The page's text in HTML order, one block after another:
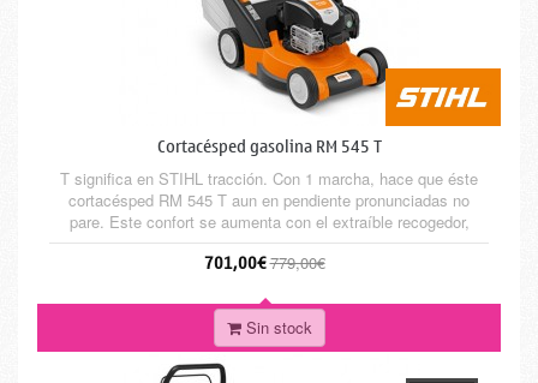
Cortacésped gasolina RM 545 T
T significa en STIHL tracción. Con 1 marcha, hace que éste
cortacésped RM 545 T aun en pendiente pronunciadas no
pare. Este confort se aumenta con el extraíble recogedor,
manillar ergonómico y el regulador de altura en 3 posiciones.
De esta manera se corta el césped hasta 1. 200m² fácilmente.
701,00€779,00€
Sin stock